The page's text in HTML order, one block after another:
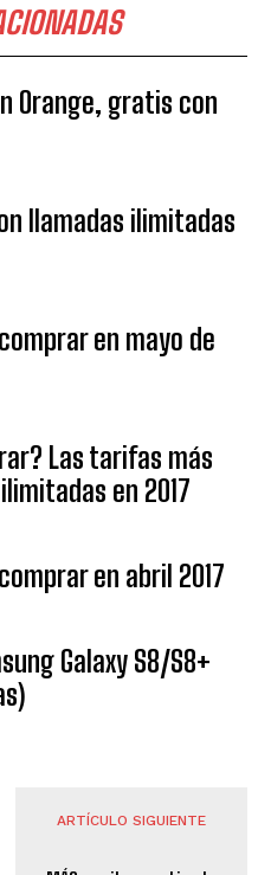
Orange, gratis con
llamadas ilimitadas
en mayo de
Las tarifas más
en 2017
en abril 2017
Galaxy S8/S8+
ARTÍCULO SIGUIENTE